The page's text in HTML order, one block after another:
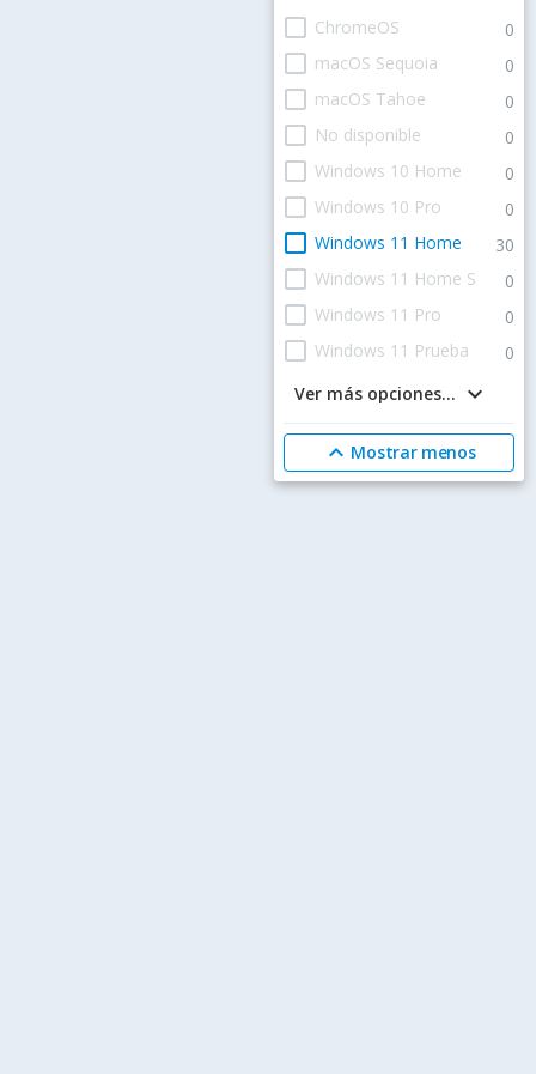
check_box_outline_blank ChromeOS 0
check_box_outline_blank macOS Sequoia 0
check_box_outline_blank macOS Tahoe 0
check_box_outline_blank No disponible 0
check_box_outline_blank Windows 10 Home 0
check_box_outline_blank Windows 10 Pro 0
check_box_outline_blank Windows 11 Home 30
check_box_outline_blank Windows 11 Home S 0
check_box_outline_blank Windows 11 Pro 0
check_box_outline_blank Windows 11 Prueba 0
keyboard_arrow_down
Ver más opciones...
expand_less Mostrar menos